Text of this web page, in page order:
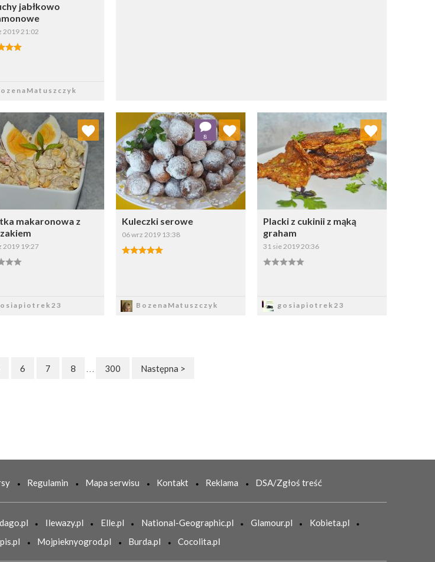
jabłkowo
2019 21:02
makaronowa z
2019 19:27
Dodaj do ulubionych
Wybierz listę:
Kuleczki serowe
06 wrz 2019 13:38
BozenaMatuszczyk
8
Dodaj do ulubionych
Wybierz listę:
Placki z cukinii z mąką
graham
31 sie 2019 20:36
gosiapiotrek23
Dodaj do ulubionych
Wybierz listę:
6 7 8 300 Następna >
Regulamin Mapa serwisu Kontakt Reklama DSA/Zgłoś treść
Ilewazy.pl Elle.pl National-Geographic.pl Glamour.pl
Kobieta.pl
Mojpieknyogrod.pl Burda.pl Cocolita.pl